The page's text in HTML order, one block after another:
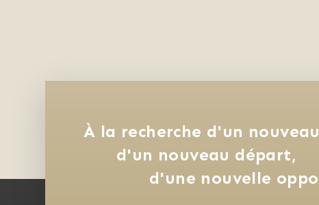
À la recherche d'un
d'un nouveau départ,
d'une nouvelle